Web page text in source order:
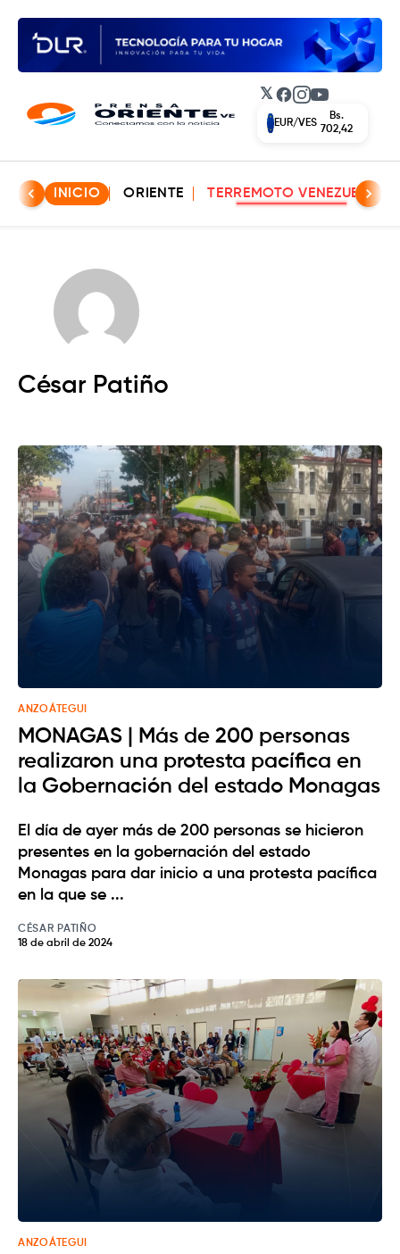
𝕏 Facebook
Instagram
YouTube
EUR/VES
Bs.
702,42
INICIO ORIENTE TERREMOTO VENEZUELA
César Patiño
ANZOÁTEGUI
MONAGAS | Más de 200 personas
realizaron una protesta pacífica en
la Gobernación del estado Monagas
El día de ayer más de 200 personas se hicieron
presentes en la gobernación del estado
Monagas para dar inicio a una protesta pacífica
en la que se ...
CÉSAR PATIÑO
18 de abril de 2024
ANZOÁTEGUI